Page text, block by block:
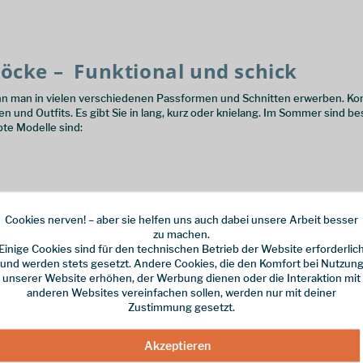
– Funktional und schick
man in vielen verschiedenen Passformen und Schnitten erwerben.
und Outfits. Es gibt Sie in lang, kurz oder knielang. Im Sommer sind
Modelle sind:
den Rock gern mit Stiefeln oder Pumps, aber gern auch lässig mit
Röcken. Diese besitzen viele Taschen und einen lockeren Schnitt.
Aufnähern in den unterschiedlichsten Farben. Deine Weiblichkeit
langweilig heißen. Auch im Outdoor-Bereich gibt es schöne und
bei Röcken und Kleidern
Cookies nerven! – aber sie helfen uns auch dabei unsere Arbeit besser
zu machen.
Cookies sind für den technischen Betrieb der Website
und werden stets gesetzt. Andere Cookies, die den Komfort bei Nutzung
unserer Website erhöhen, der Werbung dienen oder die Interaktion mit
anderen Websites vereinfachen sollen, werden nur mit deiner
Zustimmung gesetzt.
Akzeptieren